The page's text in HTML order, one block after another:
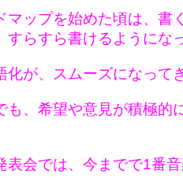
マップを始めた頃は、書
らすら書けるようにな
が、スムーズになって
も、希望や意見が積極的
表会では、今までで1番